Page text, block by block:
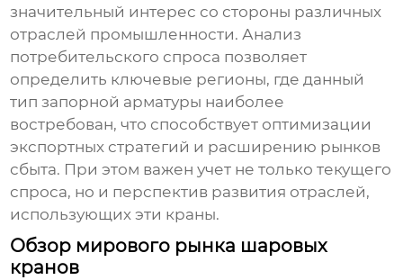
значительный интерес со стороны различных
отраслей промышленности. Анализ
потребительского спроса позволяет
определить ключевые регионы, где данный
тип запорной арматуры наиболее
востребован, что способствует оптимизации
экспортных стратегий и расширению рынков
сбыта. При этом важен учет не только текущего
спроса, но и перспектив развития отраслей,
использующих эти краны.
Обзор мирового рынка шаровых
кранов